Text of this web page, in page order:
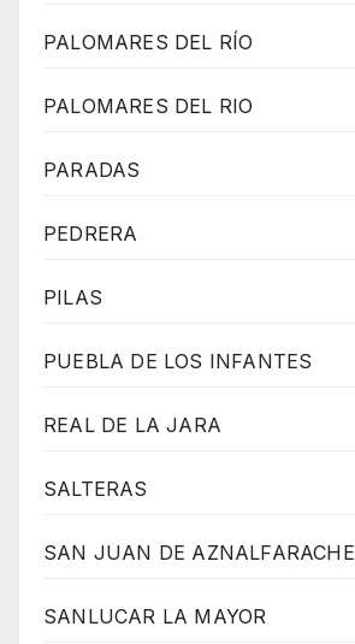
PALOMARES DEL RÍO
PALOMARES DEL RIO
PARADAS
PEDRERA
PILAS
PUEBLA DE LOS INFANTES
REAL DE LA JARA
SALTERAS
SAN JUAN DE AZNALFARACHE
SANLUCAR LA MAYOR